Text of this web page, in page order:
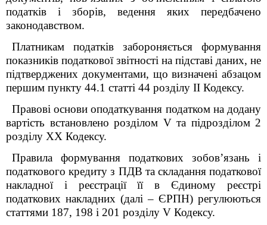
податків і зборів, ведення яких передбачено
законодавством.
Платникам податків забороняється формування
показників податкової звітності на підставі даних, не
підтверджених документами, що визначені абзацом
першим пункту 44.1 статті 44 розділу II Кодексу.
Правові основи оподаткування податком на додану
вартість встановлено розділом V та підрозділом 2
розділу XX Кодексу.
Правила формування податкових зобов’язань і
податкового кредиту з ПДВ та складання податкової
накладної і реєстрації її в Єдиному реєстрі
податкових накладних (далі – ЄРПН) регулюються
статтями 187, 198 і 201 розділу V Кодексу.